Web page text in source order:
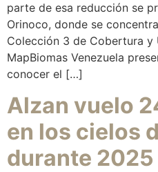
parte de esa reducción se
Orinoco, donde se
Colección 3 de Cobertura y
MapBiomas Venezuela
conocer el […]
Alzan vuelo
en los cielos
durante 2025